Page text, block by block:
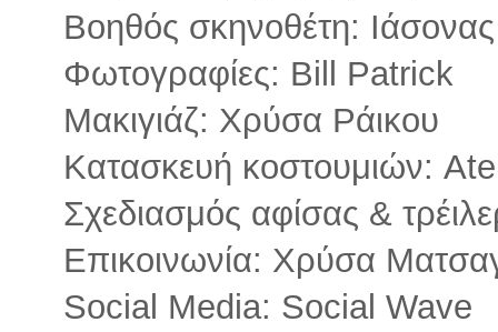
Βοηθός σκηνοθέτη:
Φωτογραφίες: Bill Patrick
Μακιγιάζ: Χρύσα Ράικου
Κατασκευή κοστουμιών:
Σχεδιασμός αφίσας &
Επικοινωνία: Χρύσα
Social Media: Social Wave